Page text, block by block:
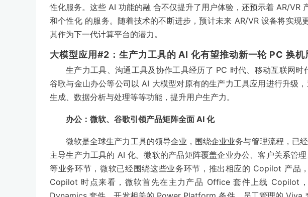
性化服务。这些 AI 功能的融 合不仅提升了用户体验，还预示着 AR/VR
和个性化 的服务。随着技术的不断进步，预计未来 AR/VR 设备将实现
其作为下一代计算平台的潜力。
大模型应用#2：生产力工具的 AI 化有望推动新一轮 PC 换机
生产力工具、沟通工具及协作工具经历了 PC 时代、移动互联网时
谷歌与金山办公等公司以 AI 大模型对原有的生产力工具应用进行升级
生成、数据分析与处理等等功能，提升用户生产力。
办公：微软、谷歌引领产品矩阵全面 AI 化
微软是全球生产力工具的领导企业，围绕企业业务与管理流程，已
主导生产力工具的 AI 化。微软的产品矩阵覆盖企业办公、客户关系管
等业务环节，微软已经围绕这些业务环节，推出相应的 Copilot 产品
Copilot 时点来看，微软首先在主力产品 Office 套件上线 Copilot